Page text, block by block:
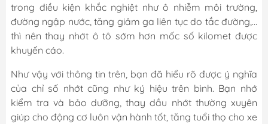
trong điều kiện khắc nghiệt như ô nhiễm môi trường,
đường ngập nước, tăng giảm ga liên tục do tắc đường,…
thì nên thay nhớt ô tô sớm hơn mốc số kilomet được
khuyến cáo.
Như vậy với thông tin trên, bạn đã hiểu rõ được ý nghĩa
của chỉ số nhớt cũng như ký hiệu trên bình. Bạn nhớ
kiểm tra và bảo dưỡng, thay dầu nhớt thường xuyên
giúp cho động cơ luôn vận hành tốt, tăng tuổi thọ cho xe